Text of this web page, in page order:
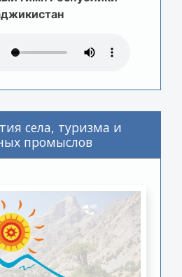
села, туризма и
промыслов